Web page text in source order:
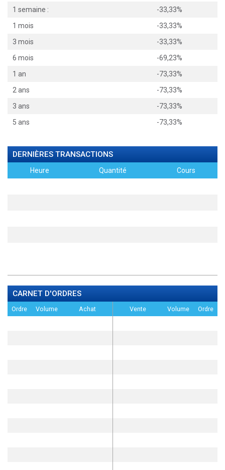
1 semaine :
-33,33%
1 mois
-33,33%
3 mois
-33,33%
6 mois
-69,23%
1 an
-73,33%
2 ans
-73,33%
3 ans
-73,33%
5 ans
-73,33%
DERNIÈRES TRANSACTIONS
Heure Quantité Cours
CARNET D'ORDRES
Ordre Volume Achat Vente Volume Ordre